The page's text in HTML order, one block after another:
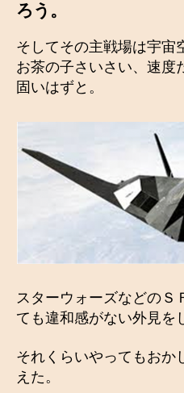
ろう 。
そしてその主戦場は宇宙
お茶の子さいさい、速度
固いはずと。
スターウォーズなどのＳ
ても違和感がない外見を
それくらいやってもおか
えた。